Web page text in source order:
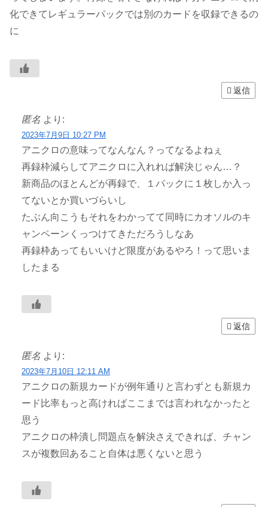
化できてレギュラーパックでは別のカードを収録できるの
に
返信
匿名 より:
2023年7月9日 10:27 PM
アニクロの意味ってなんなん？ってなるよねぇ
再録枠減らしてアニクロに入れれば解決じゃん…？
新商品のほとんどが再録で、１パックに１枚しか入っ
てないとか買いづらいし
たぶん向こうもそれをわかってて同時にカオソルのキ
ャンペーンくっつけてきただろうしなあ
再録枠あってもいいけど限度があるやろ！って思いま
したまる
返信
匿名 より:
2023年7月10日 12:11 AM
アニクロの新規カードが例年通りと言わずとも新規カ
ード比率もっと高ければここまでは言われなかったと
思う
アニクロの枠潰し問題点を解決さえできれば、チャン
スが複数回あること自体は悪くないと思う